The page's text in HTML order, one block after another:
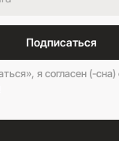
Подписаться
я согласен (-сна)